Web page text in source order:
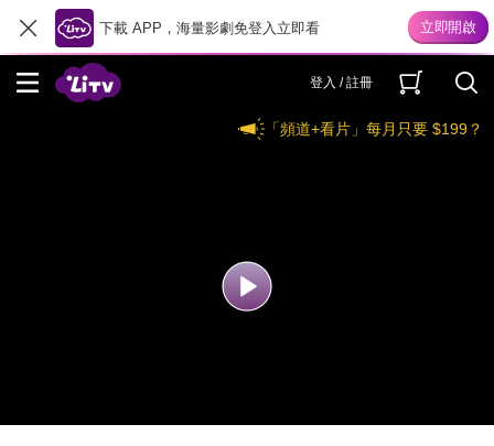
下載 APP，海量影劇免登入立即看
登入 / 註冊
「頻道+看片」每月只要 $199？